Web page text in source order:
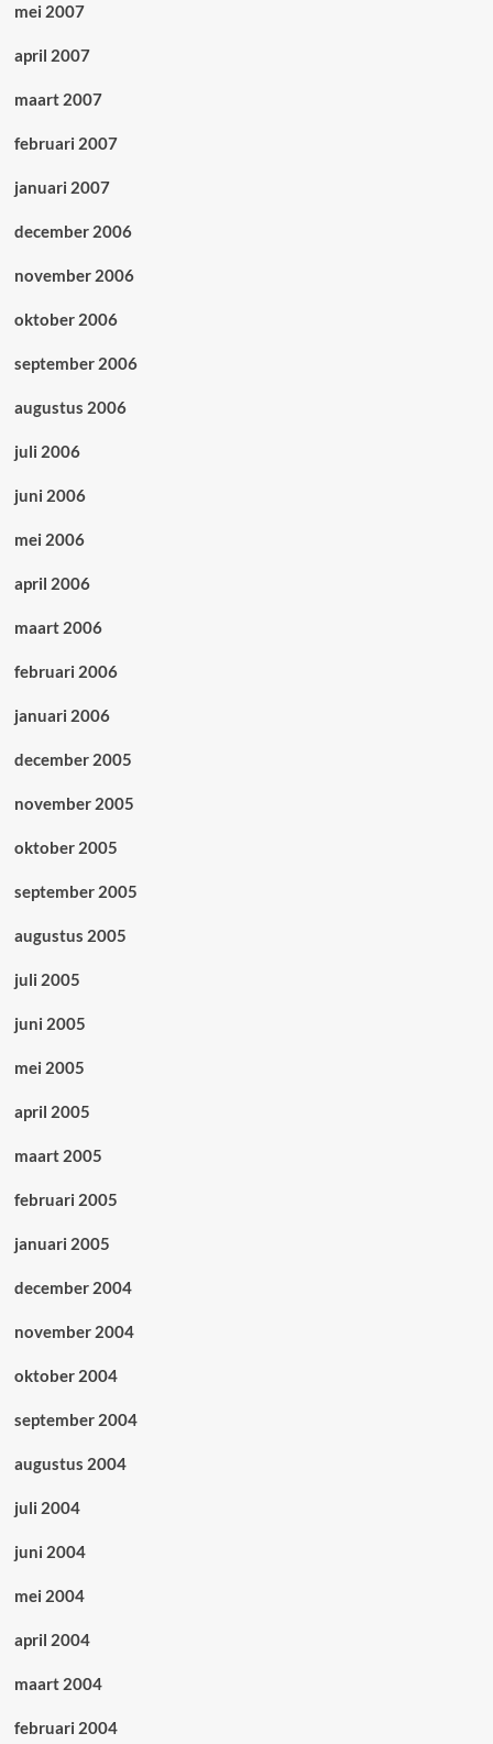
mei 2007
april 2007
maart 2007
februari 2007
januari 2007
december 2006
november 2006
oktober 2006
september 2006
augustus 2006
juli 2006
juni 2006
mei 2006
april 2006
maart 2006
februari 2006
januari 2006
december 2005
november 2005
oktober 2005
september 2005
augustus 2005
juli 2005
juni 2005
mei 2005
april 2005
maart 2005
februari 2005
januari 2005
december 2004
november 2004
oktober 2004
september 2004
augustus 2004
juli 2004
juni 2004
mei 2004
april 2004
maart 2004
februari 2004